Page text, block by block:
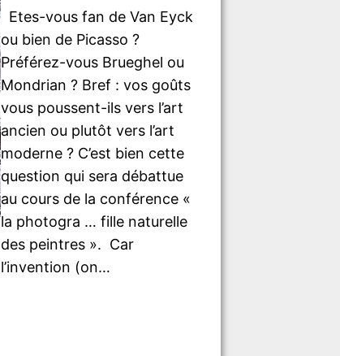
Etes-vous fan de Van Eyck
ou bien de Picasso ?
Préférez-vous Brueghel ou
Mondrian ? Bref : vos goûts
vous poussent-ils vers l’art
ancien ou plutôt vers l’art
moderne ? C’est bien cette
question qui sera débattue
au cours de la conférence «
la photogra … fille naturelle
des peintres ». Car
l’invention (on…